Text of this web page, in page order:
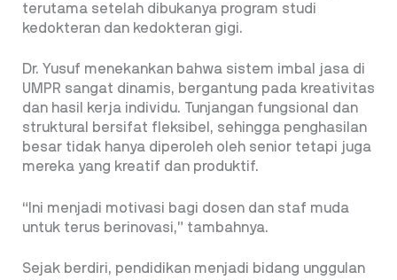
terutama setelah dibukanya program studi
kedokteran dan kedokteran gigi.
Dr. Yusuf menekankan bahwa sistem imbal jasa di
UMPR sangat dinamis, bergantung pada kreativitas
dan hasil kerja individu. Tunjangan fungsional dan
struktural bersifat fleksibel, sehingga penghasilan
besar tidak hanya diperoleh oleh senior tetapi juga
mereka yang kreatif dan produktif.
“Ini menjadi motivasi bagi dosen dan staf muda
untuk terus berinovasi,” tambahnya.
Sejak berdiri, pendidikan menjadi bidang unggulan